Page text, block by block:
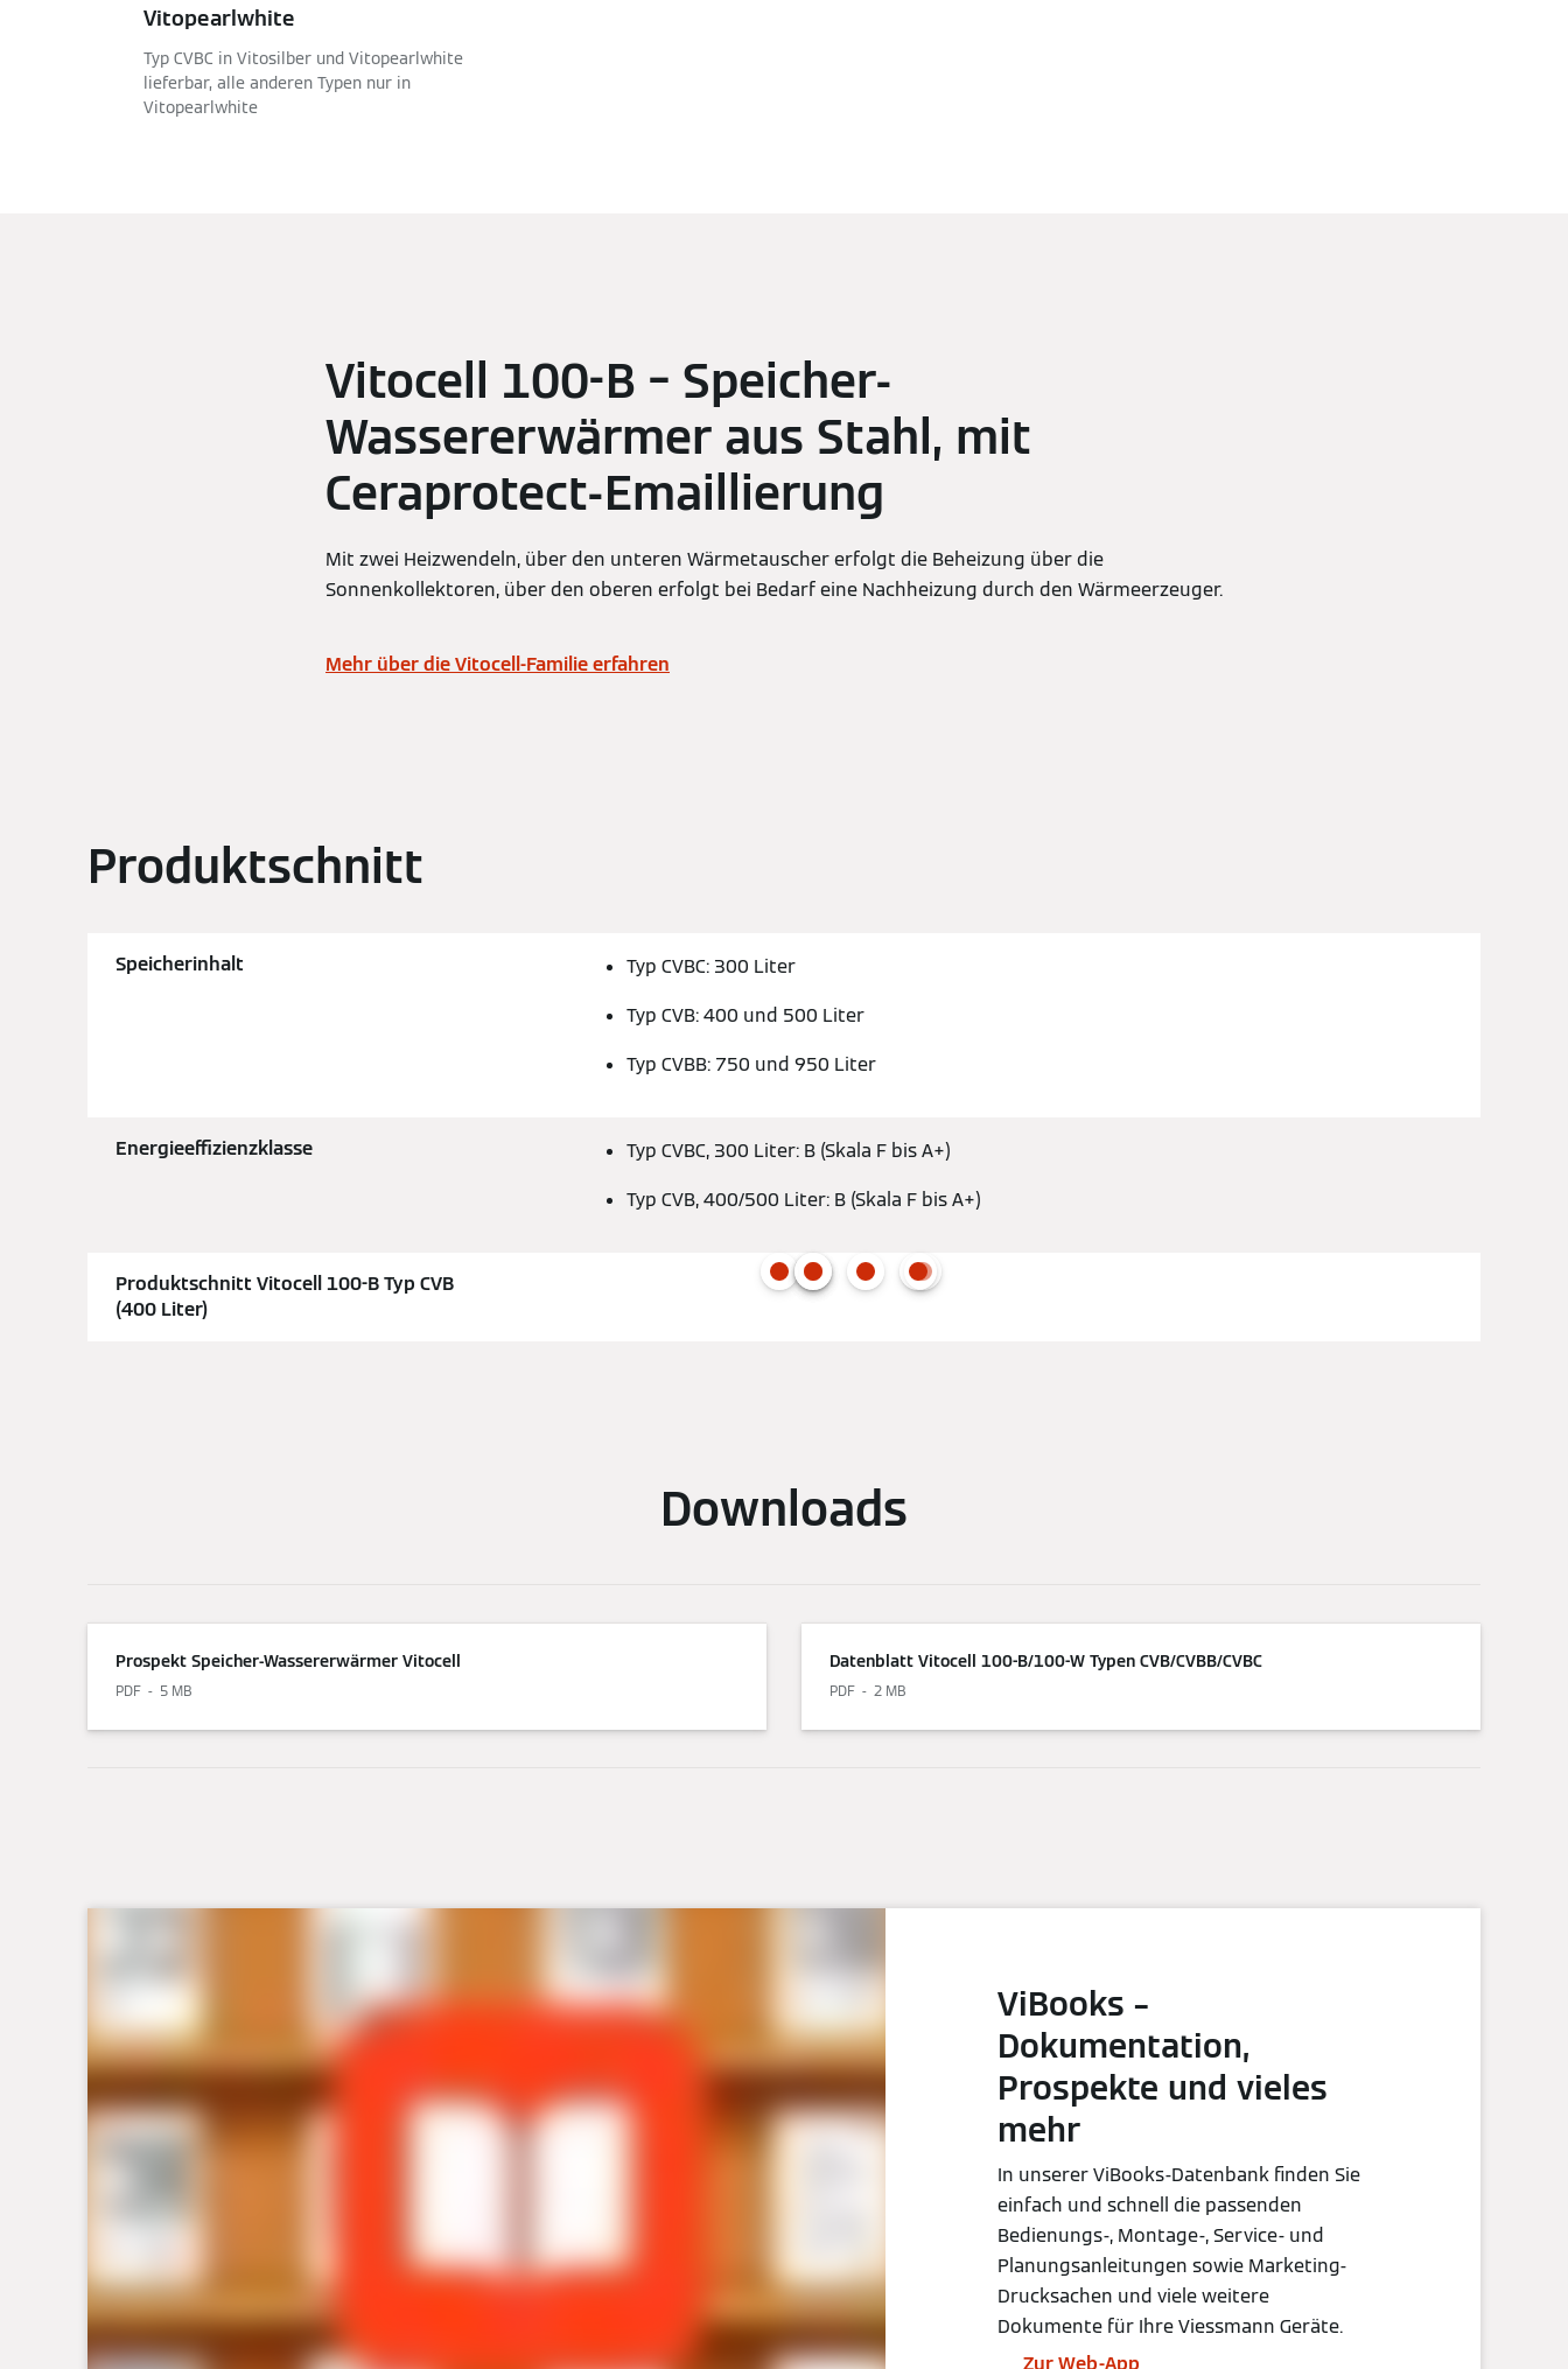
Vitopearlwhite
Typ CVBC in Vitosilber und Vitopearlwhite
lieferbar, alle anderen Typen nur in
Vitopearlwhite
Vitocell 100-B – Speicher-
Wassererwärmer aus Stahl, mit
Ceraprotect-Emaillierung
Mit zwei Heizwendeln, über den unteren Wärmetauscher erfolgt die Beheizung über die
Sonnenkollektoren, über den oberen erfolgt bei Bedarf eine Nachheizung durch den Wärmeerzeuger.
Mehr über die Vitocell-Familie erfahren
Produktschnitt
Speicherinhalt
Typ CVBC: 300 Liter
Typ CVB: 400 und 500 Liter
Typ CVBB: 750 und 950 Liter
Energieeffizienzklasse
Typ CVBC, 300 Liter: B (Skala F bis A+)
Typ CVB, 400/500 Liter: B (Skala F bis A+)
Produktschnitt Vitocell 100-B Typ CVB
(400 Liter)
Downloads
Prospekt Speicher-Wassererwärmer Vitocell
PDF 5 MB
Datenblatt Vitocell 100-B/100-W Typen CVB/CVBB/CVBC
PDF 2 MB
ViBooks –
Dokumentation,
Prospekte und vieles
mehr
In unserer ViBooks-Datenbank finden Sie
einfach und schnell die passenden
Bedienungs-, Montage-, Service- und
Planungsanleitungen sowie Marketing-
Drucksachen und viele weitere
Dokumente für Ihre Viessmann Geräte.
Zur Web-App